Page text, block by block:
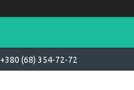
+380 (68) 354-72-72